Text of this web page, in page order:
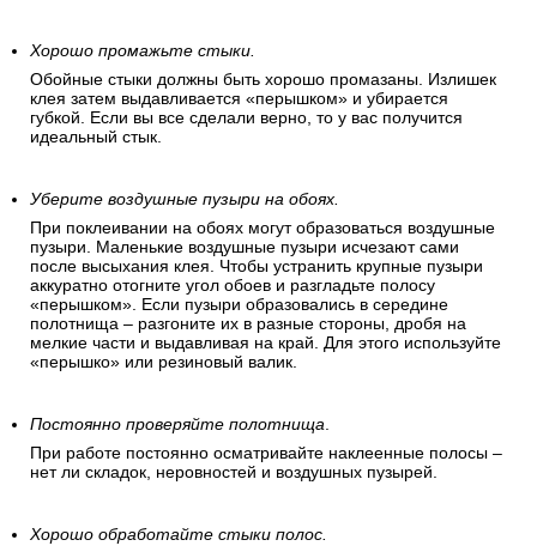
Хорошо промажьте стыки.
Обойные стыки должны быть хорошо промазаны. Излишек
клея затем выдавливается «перышком» и убирается
губкой. Если вы все сделали верно, то у вас получится
идеальный стык.
Уберите воздушные пузыри на обоях.
При поклеивании на обоях могут образоваться воздушные
пузыри. Маленькие воздушные пузыри исчезают сами
после высыхания клея. Чтобы устранить крупные пузыри
аккуратно отогните угол обоев и разгладьте полосу
«перышком». Если пузыри образовались в середине
полотнища – разгоните их в разные стороны, дробя на
мелкие части и выдавливая на край. Для этого используйте
«перышко» или резиновый валик.
Постоянно проверяйте полотнища.
При работе постоянно осматривайте наклеенные полосы –
нет ли складок, неровностей и воздушных пузырей.
Хорошо обработайте стыки полос.